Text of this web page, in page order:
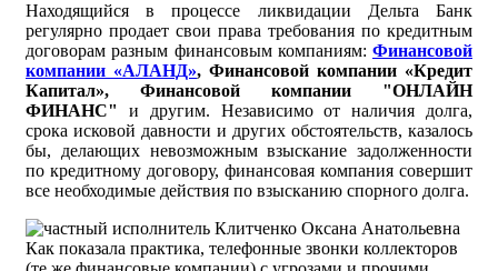
Находящийся в процессе ликвидации Дельта Банк
регулярно продает свои права требования по кредитным
договорам разным финансовым компаниям: Финансовой
компании «АЛАНД», Финансовой компании «Кредит
Капитал», Финансовой компании "ОНЛАЙН
ФИНАНС"
и другим. Независимо от наличия долга,
срока исковой давности и других обстоятельств, казалось
бы, делающих невозможным взыскание задолженности
по кредитному договору, финансовая компания совершит
все необходимые действия по взысканию спорного долга.
Как показала практика, телефонные звонки коллекторов